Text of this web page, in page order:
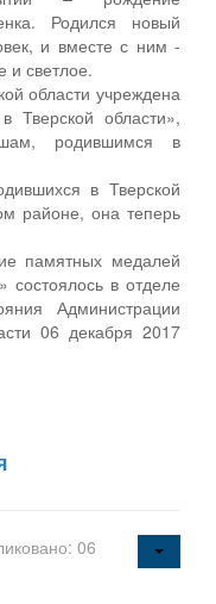
Родился новый
и вместе с ним -
и светлое.
области учреждена
Тверской области»,
родившимся в
в Тверской
районе, она теперь
памятных медалей
состоялось в отделе
Администрации
06 декабря 2017
06